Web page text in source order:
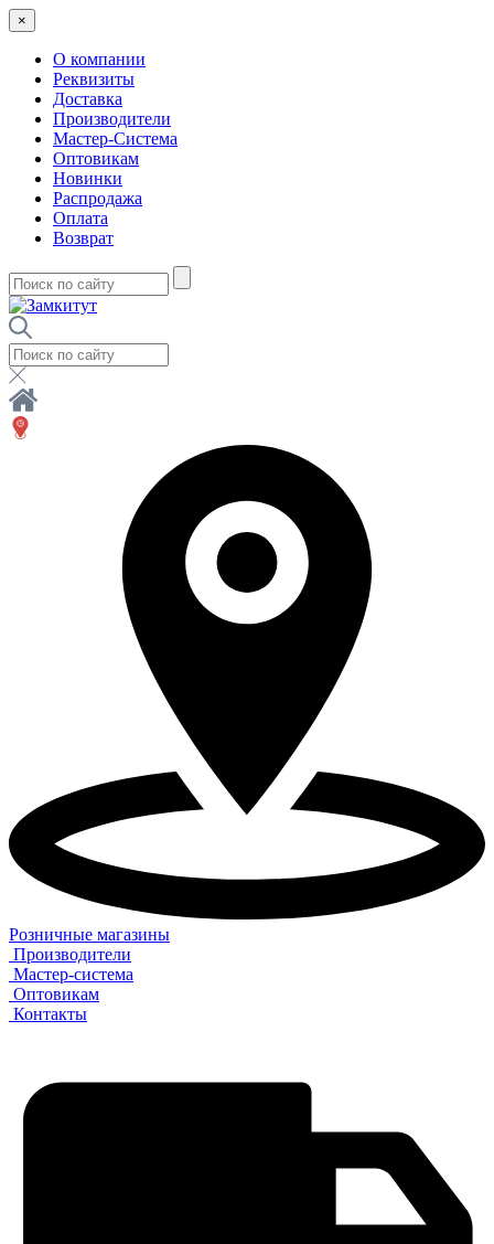
×
О компании
Реквизиты
Доставка
Производители
Мастер-Система
Оптовикам
Новинки
Распродажа
Оплата
Возврат
Розничные магазины
Производители
Мастер-система
Оптовикам
Контакты